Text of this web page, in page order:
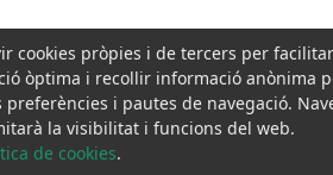
cookies pròpies i de tercers per
òptima i recollir informació anònima
i pautes de navegació.
la visibilitat i funcions del web.
de cookies.